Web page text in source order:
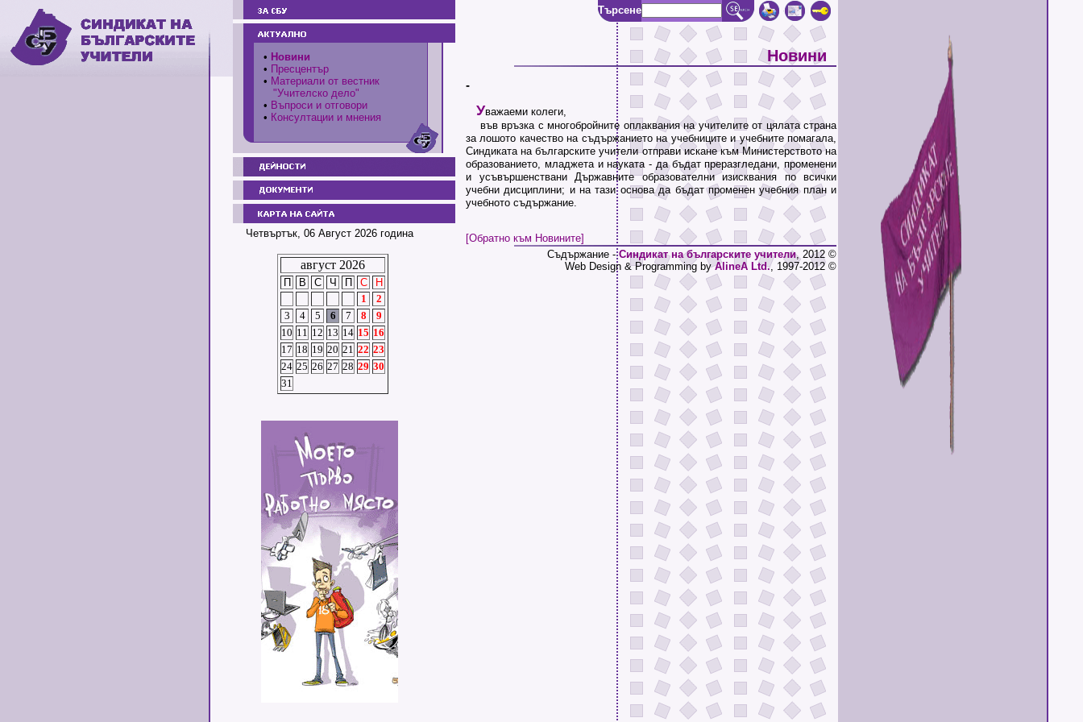
• Новини
• Пресцентър
• Материали от вестник
"Учителско дело"
• Въпроси и отговори
• Консултации и мнения
Четвъртък, 06 Август 2026 година
август 2026
П В С Ч П С
Н
1
2
3
4 5 6 7 8
9
10 11 12 13 14 15 16
17 18 19 20 21 22 23
24 25 26 27 28 29 30
31
Търсене
Новини
-
Уважаеми колеги,
във връзка с многобройните оплаквания на учителите от цялата страна
за лошото качество на съдържанието на учебниците и учебните помагала,
Синдиката на българските учители отправи искане към Министерството на
образованието, младжета и науката - да бъдат преразгледани, променени
и усъвършенствани Държавните образователни изисквания по всички
учебни дисциплини; и на тази основа да бъдат променен учебния план и
учебното съдържание.
[Обратно към Новините]
Съдържание -Синдикат на българските учители, 2012 ©
Web Design & Programming byAlineA Ltd., 1997-2012 ©